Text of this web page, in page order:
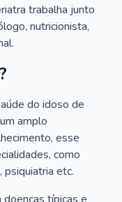
trabalha junto
nutricionista,
do idoso de
amplo
esse
como
psiquiatria etc.